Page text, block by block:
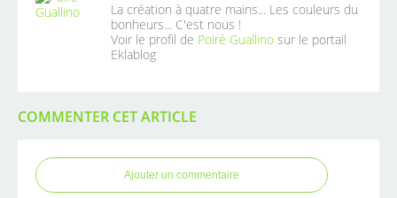
La création à quatre mains... Les couleurs du
bonheurs... C'est nous !
Voir le profil de Poiré Guallino sur le portail
Eklablog
COMMENTER CET ARTICLE
Ajouter un commentaire